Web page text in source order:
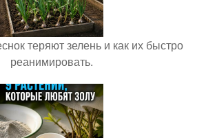
теряют зелень и как их быстро
реанимировать.